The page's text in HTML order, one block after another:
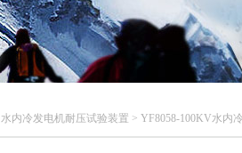
水内冷发电机耐压试验装置 > YF8058-100KV水内